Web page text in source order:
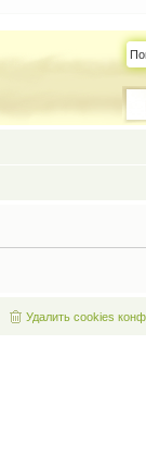
Удалить cookies